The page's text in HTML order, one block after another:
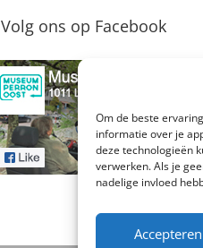
Om de beste
informatie over je
deze technologieën
verwerken. Als je
nadelige invloed
Accepteren
Volg ons op Facebook